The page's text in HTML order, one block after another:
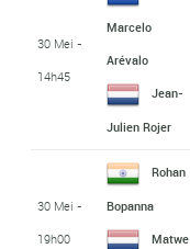
30 Mei -
14h45
Marcelo
Arévalo
Jean-
Julien Rojer
30 Mei -
19h00
Rohan
Bopanna
Matwe